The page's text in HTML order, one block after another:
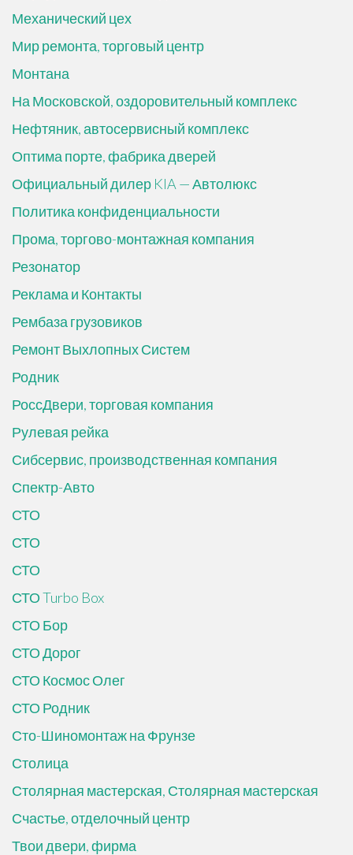
Механический цех
Мир ремонта, торговый центр
Монтана
На Московской, оздоровительный комплекс
Нефтяник, автосервисный комплекс
Оптима порте, фабрика дверей
Официальный дилер KIA — Автолюкс
Политика конфиденциальности
Прома, торгово-монтажная компания
Резонатор
Реклама и Контакты
Рембаза грузовиков
Ремонт Выхлопных Систем
Родник
РоссДвери, торговая компания
Рулевая рейка
Сибсервис, производственная компания
Спектр-Авто
СТО
СТО
СТО
СТО Turbo Box
СТО Бор
СТО Дорог
СТО Космос Олег
СТО Родник
Сто-Шиномонтаж на Фрунзе
Столица
Столярная мастерская, Столярная мастерская
Счастье, отделочный центр
Твои двери, фирма